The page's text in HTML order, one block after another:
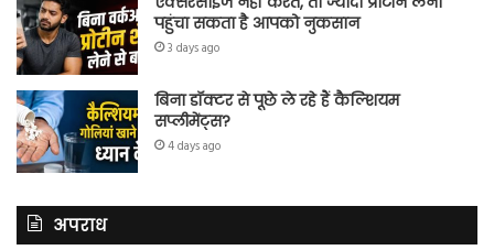
पहुंचा सकता है आपको नुकसान
3 days ago
बिना डॉक्टर से पूछे ले रहे हैं कैल्शियम
सप्लीमेंट्स?
4 days ago
अपराध